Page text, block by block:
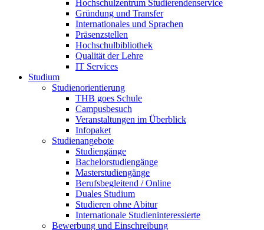
Hochschulzentrum Studierendenservice
Gründung und Transfer
Internationales und Sprachen
Präsenzstellen
Hochschulbibliothek
Qualität der Lehre
IT Services
Studium
Studienorientierung
THB goes Schule
Campusbesuch
Veranstaltungen im Überblick
Infopaket
Studienangebote
Studiengänge
Bachelorstudiengänge
Masterstudiengänge
Berufsbegleitend / Online
Duales Studium
Studieren ohne Abitur
Internationale Studieninteressierte
Bewerbung und Einschreibung